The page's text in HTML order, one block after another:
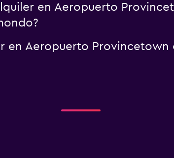
en Aeropuerto
en Aeropuerto